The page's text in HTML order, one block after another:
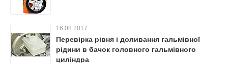
16.08.2017
Перевірка рівня і доливання гальмівної
рідини в бачок головного гальмівного
циліндра